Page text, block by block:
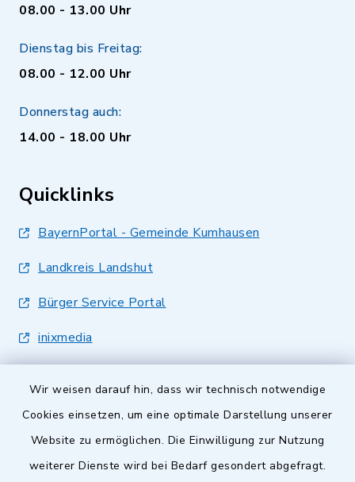
Wir weisen darauf hin, dass wir technisch notwendige
Cookies einsetzen, um eine optimale Darstellung unserer
Website zu ermöglichen. Die Einwilligung zur Nutzung
weiterer Dienste wird bei Bedarf gesondert abgefragt.
08.00 - 13.00 Uhr
Dienstag bis Freitag:
08.00 - 12.00 Uhr
Donnerstag auch:
14.00 - 18.00 Uhr
Quicklinks
BayernPortal - Gemeinde Kumhausen
Landkreis Landshut
Bürger Service Portal
inixmedia